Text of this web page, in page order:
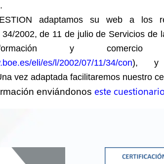
adaptamos su web a los
34/2002, de 11 de julio de Servicios de
y comercio
eli/es/l/2002/07/11/34/con), y
vez adaptada facilitaremos nuestro
enviándonos este